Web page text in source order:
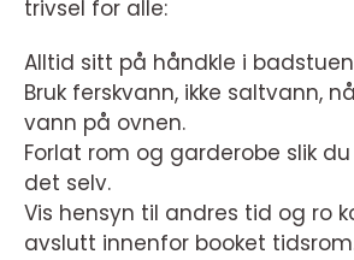
trivsel for alle:
Alltid sitt på håndkle i
Bruk ferskvann, ikke saltvann,
vann på ovnen.
Forlat rom og garderobe slik
det selv.
Vis hensyn til andres tid og ro
avslutt innenfor booket